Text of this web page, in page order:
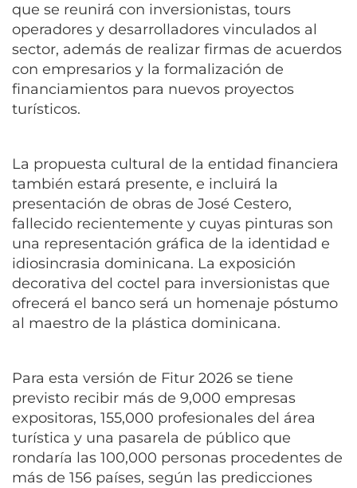
que se reunirá con inversionistas, tours
operadores y desarrolladores vinculados al
sector, además de realizar firmas de acuerdos
con empresarios y la formalización de
financiamientos para nuevos proyectos
turísticos.
La propuesta cultural de la entidad financiera
también estará presente, e incluirá la
presentación de obras de José Cestero,
fallecido recientemente y cuyas pinturas son
una representación gráfica de la identidad e
idiosincrasia dominicana. La exposición
decorativa del coctel para inversionistas que
ofrecerá el banco será un homenaje póstumo
al maestro de la plástica dominicana.
Para esta versión de Fitur 2026 se tiene
previsto recibir más de 9,000 empresas
expositoras, 155,000 profesionales del área
turística y una pasarela de público que
rondaría las 100,000 personas procedentes de
más de 156 países, según las predicciones